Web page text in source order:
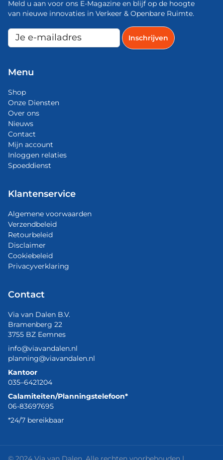
Meld u aan voor ons E-Magazine en blijf op de hoogte
van nieuwe innovaties in Verkeer & Openbare Ruimte.
Menu
Shop
Onze Diensten
Over ons
Nieuws
Contact
Mijn account
Inloggen relaties
Spoeddienst
Klantenservice
Algemene voorwaarden
Verzendbeleid
Retourbeleid
Disclaimer
Cookiebeleid
Privacyverklaring
Contact
Via van Dalen B.V.
Bramenberg 22
3755 BZ Eemnes
info@viavandalen.nl
planning@viavandalen.nl
Kantoor
035–6421204
Calamiteiten/Planningstelefoon*
06-83697695
*24/7 bereikbaar